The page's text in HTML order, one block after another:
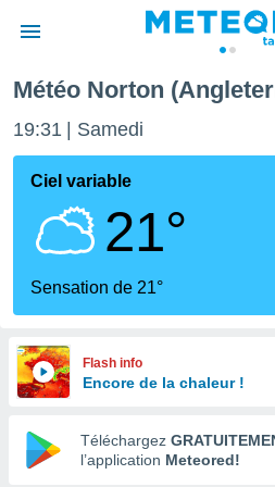
de
en
Météo Norton
19:31 Samedi
Ciel variable
21°
Sensation de 21°
Flash info
Encore de la chaleur !
Téléchargez
l’application Meteored!